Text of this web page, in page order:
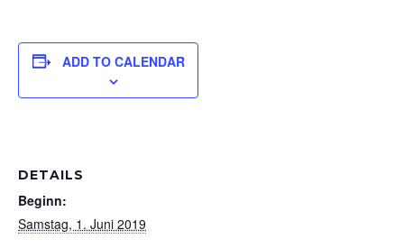
ADD TO CALENDAR
DETAILS
Beginn:
Samstag, 1. Juni 2019